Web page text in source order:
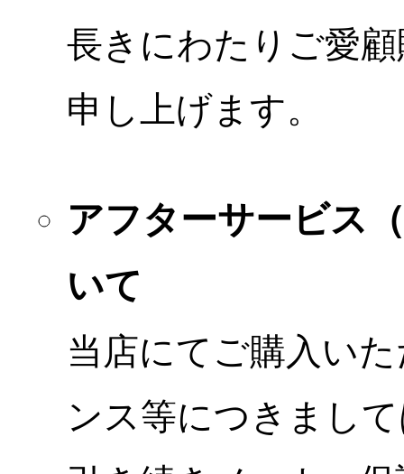
長きにわたりご愛
申し上げます。
アフターサービス
いて
当店にてご購入い
ンス等につきまし